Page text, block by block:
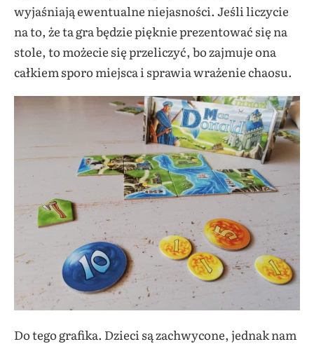
wyjaśniają ewentualne niejasności. Jeśli liczycie
na to, że ta gra będzie pięknie prezentować się na
stole, to możecie się przeliczyć, bo zajmuje ona
całkiem sporo miejsca i sprawia wrażenie chaosu.
Do tego grafika. Dzieci są zachwycone, jednak nam